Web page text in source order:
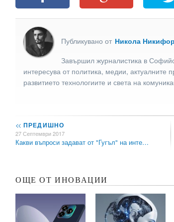
Публикувано от Никола
Завършил журналистика в
интересува от политика, медии, актуалните
развитието технологиите и света на
<< ПРЕДИШНО
27 Септември 2017
Какви въпроси задават от "Гугъл" на инте…
ОЩЕ ОТ ИНОВАЦИИ